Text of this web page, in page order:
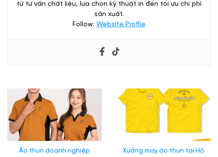
từ tư vấn chất liệu, lựa chọn kỹ thuật in đến tối ưu chi phí
sản xuất.
Follow: Website Profile
Áo thun doanh nghiệp
Xưởng may áo thun tại Hồ